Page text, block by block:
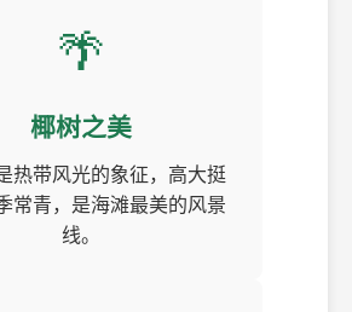
🌴
椰树之美
热带风光的象征，高大挺
常青，是海滩最美的风景
线。